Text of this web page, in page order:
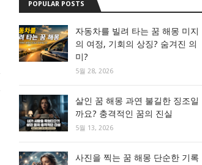
POPULAR POSTS
자동차를 빌려 타는 꿈 해몽 미지
의 여정, 기회의 상징? 숨겨진 의
미?
5월 28, 2026
살인 꿈 해몽 과연 불길한 징조일
까요? 충격적인 꿈의 진실
5월 13, 2026
사진을 찍는 꿈 해몽 단순한 기록